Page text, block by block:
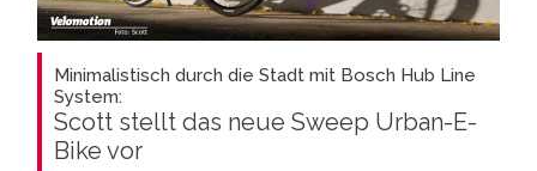
Minimalistisch durch die Stadt mit Bosch Hub Line
System:
Scott stellt das neue Sweep Urban-E-
Bike vor